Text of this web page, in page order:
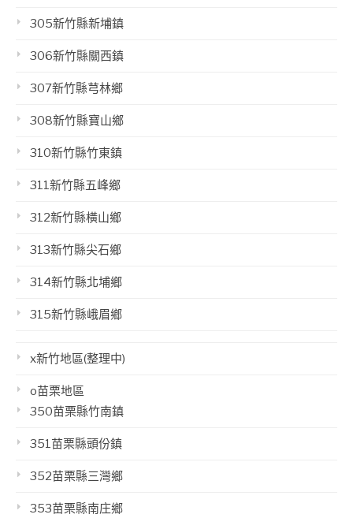
305新竹縣新埔鎮
306新竹縣關西鎮
307新竹縣芎林鄉
308新竹縣寶山鄉
310新竹縣竹東鎮
311新竹縣五峰鄉
312新竹縣橫山鄉
313新竹縣尖石鄉
314新竹縣北埔鄉
315新竹縣峨眉鄉
x新竹地區(整理中)
o苗栗地區
350苗栗縣竹南鎮
351苗栗縣頭份鎮
352苗栗縣三灣鄉
353苗栗縣南庄鄉